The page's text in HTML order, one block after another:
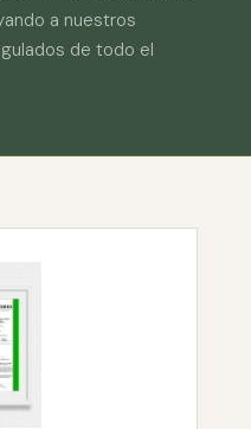
a nuestros
de todo el